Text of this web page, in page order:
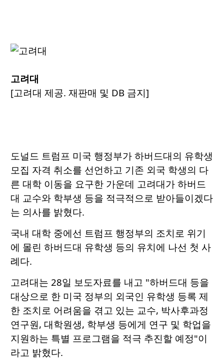
고려대
[고려대 제공. 재판매 및 DB 금지]
도널드 트럼프 미국 행정부가 하버드대의 유학생
모집 자격 취소를 선언하고 기존 외국 학생의 다
른 대학 이동을 요구한 가운데 고려대가 하버드
대 교수와 학부생 등을 적극적으로 받아들이겠다
는 의사를 밝혔다.
국내 대학 중에선 트럼프 행정부의 조치로 위기
에 몰린 하버드대 유학생 등의 유치에 나선 첫 사
례다.
고려대는 28일 보도자료를 내고 "하버드대 등을
대상으로 한 미국 정부의 외국인 유학생 등록 제
한 조치로 어려움을 겪고 있는 교수, 박사후과정
연구원, 대학원생, 학부생 등에게 연구 및 학업을
지원하는 특별 프로그램을 적극 추진할 예정"이
라고 밝혔다.